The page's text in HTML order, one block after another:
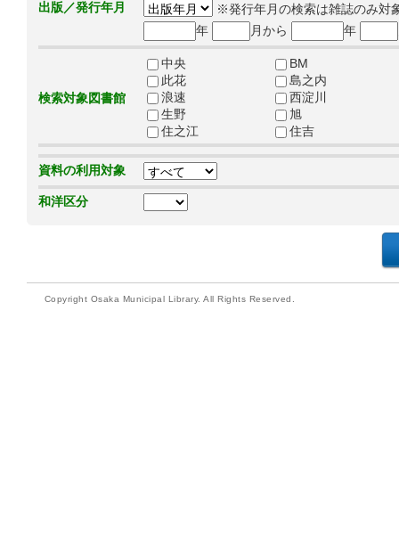
出版／発行年月
※発行年月の検索は雑誌のみ対
年
月から 年
検索対象図書館
中央
BM
此花
島之内
浪速
西淀川
生野
旭
住之江
住吉
資料の利用対象
和洋区分
Copyright Osaka Municipal Library. All Rights Reserved.